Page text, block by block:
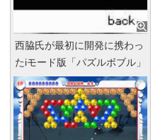
西脇氏が最初に開発に携わっ
たiモード版「パズルボブル」